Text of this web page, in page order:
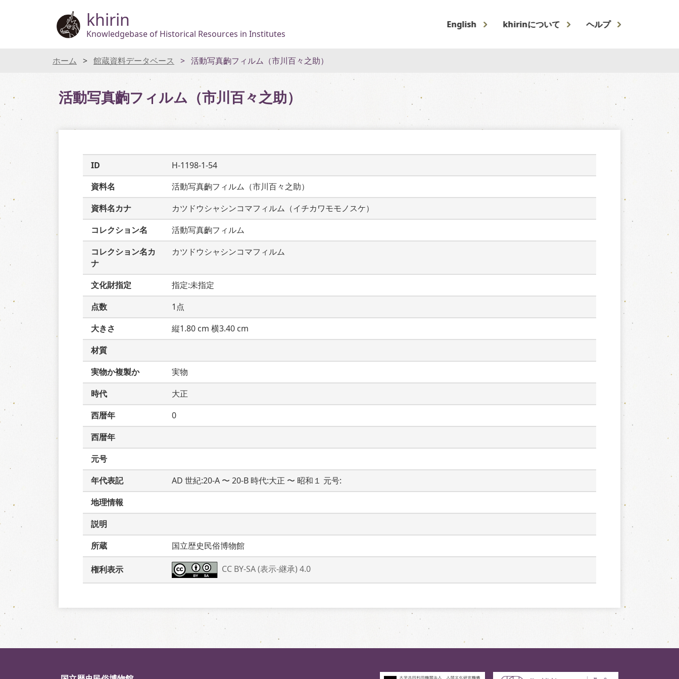
khirin
Knowledgebase of Historical Resources in Institutes
English khirinについて ヘルプ
ホーム 館蔵資料データベース 活動写真齣フィルム（市川百々之助）
活動写真齣フィルム（市川百々之助）
ID
H-1198-1-54
資料名
活動写真齣フィルム（市川百々之助）
資料名カナ
カツドウシャシンコマフィルム（イチカワモモノスケ）
コレクション名
活動写真齣フィルム
コレクション名カ
ナ
カツドウシャシンコマフィルム
文化財指定
指定:未指定
点数
1点
大きさ
縦1.80 cm 横3.40 cm
材質
実物か複製か
実物
時代
大正
西暦年
0
西暦年
元号
年代表記
AD 世紀:20-A 〜 20-B 時代:大正 〜 昭和１ 元号:
地理情報
説明
所蔵
国立歴史民俗博物館
権利表示 CC BY-SA (表示-継承) 4.0